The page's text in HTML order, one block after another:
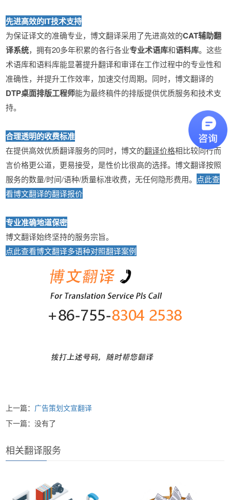
先进高效的IT技术支持
为保证译文的准确专业，博文翻译采用了先进高效的CAT辅助翻
译系统，拥有20多年积累的各行各业专业术语库和语料库。这些
术语库和语料库能显著提升翻译和审译在工作过程中的专业性和
准确性，并提升工作效率，加速交付周期。同时，博文翻译的
DTP桌面排版工程师能为最终稿件的排版提供优质服务和技术支
持。
合理透明的收费标准
在提供高效优质翻译服务的同时，博文的翻译价格相比较同行而
言价格更公道，更易接受，是性价比很高的选择。博文翻译按照
服务的数量/时间/语种/质量标准收费，无任何隐形费用。 点此查
看博文翻译的翻译报价
专业准确地道保密
博文翻译始终坚持的服务宗旨。
点此查看博文翻译多语种对照翻译案例
上一篇： 广告策划文宣翻译
下一篇：没有了
相关翻译服务